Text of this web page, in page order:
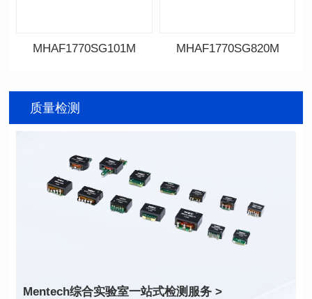
SERIES
高(mm): 6.8±0.2
电感值(μH): 100.0±20%
最大直流电阻(mΩ): 98
MHAF1770SG101M
电感值(μH): 82.0±20%
最大直流电阻(mΩ): 92
饱和电流(A): 7
温升电流(A): 7
MHAF1770SG820M
质量检测
Mentech综合实验室一站式检测服务 >